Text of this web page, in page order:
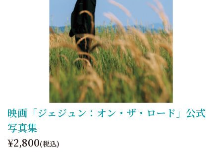
映画「ジェジュン：オン・ザ・ロード」公式
写真集
¥2,800(税込)